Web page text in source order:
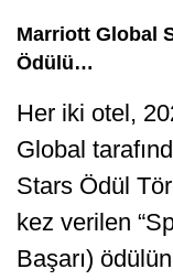
Marriott Global
Ödülü…
Her iki otel,
Global
Stars Ödül
kez verilen
Başarı)